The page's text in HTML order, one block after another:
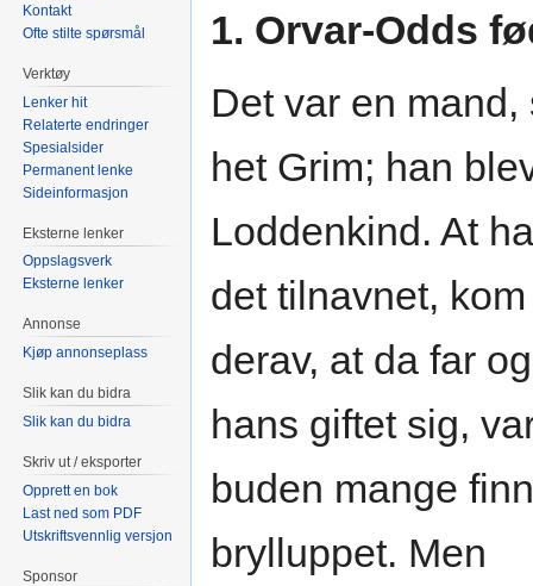
1. Orvar-Odds
Det var en mand,
het Grim; han
Loddenkind. At
det tilnavnet,
derav, at da far
hans giftet sig,
buden mange
brylluppet. Men
Kontakt
Ofte stilte spørsmål
Verktøy
Lenker hit
Relaterte endringer
Spesialsider
Permanent lenke
Sideinformasjon
Eksterne lenker
Oppslagsverk
Eksterne lenker
Annonse
Kjøp annonseplass
Slik kan du bidra
Slik kan du bidra
Skriv ut / eksporter
Opprett en bok
Last ned som PDF
Utskriftsvennlig versjon
Sponsor